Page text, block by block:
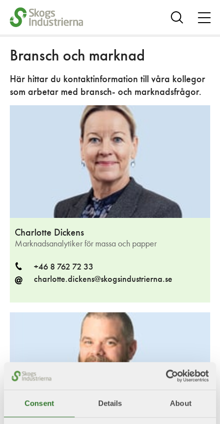
Consent Details About
Visa
Bransch och marknad
Här hittar du kontaktinformation till våra kollegor
som arbetar med bransch- och marknadsfrågor.
Charlotte Dickens
Marknadsanalytiker för massa och papper
Telefon+46 8 762 72 33
E-
charlotte.dickens@skogsindustrierna.se